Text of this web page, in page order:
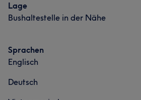
Was unsere Kunden über CN1 sagen
Freundlich
Freundlich
Lage
Bushaltestelle in der Nähe
Sprachen
Englisch
Deutsch